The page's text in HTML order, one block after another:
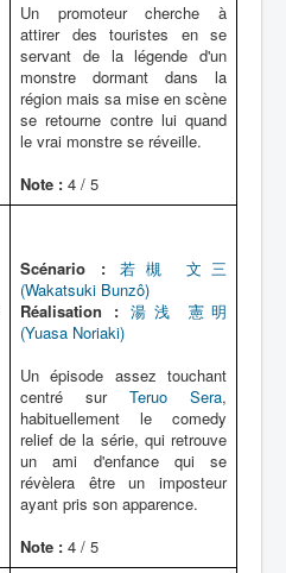
Un promoteur cherche à
attirer des touristes en se
servant de la légende d'un
monstre dormant dans la
région mais sa mise en scène
se retourne contre lui quand
le vrai monstre se réveille.
Note : 4 / 5
Scénario :
若槻 文三
(Wakatsuki Bunzô)
Réalisation : 湯浅 憲明
(Yuasa Noriaki)
Un épisode assez touchant
centré sur Teruo Sera,
habituellement le comedy
relief de la série, qui retrouve
un ami d'enfance qui se
révèlera être un imposteur
ayant pris son apparence.
Note : 4 / 5